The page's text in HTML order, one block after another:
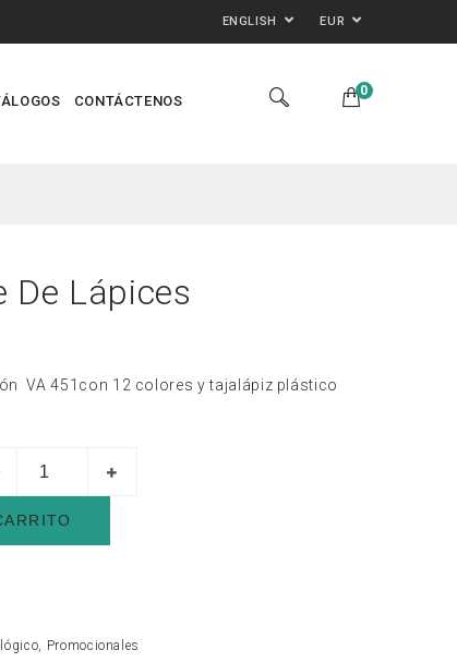
ENGLISH EUR
CONTÁCTENOS
0
De Lápices
VA 451con 12 colores y tajalápiz plástico
, Promocionales